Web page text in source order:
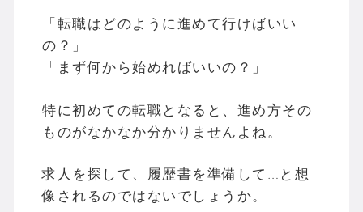
「転職はどのように進めて行けばいい
の？」
「まず何から始めればいいの？」
特に初めての転職となると、進め方その
ものがなかなか分かりませんよね。
求人を探して、履歴書を準備して…と想
像されるのではないでしょうか。